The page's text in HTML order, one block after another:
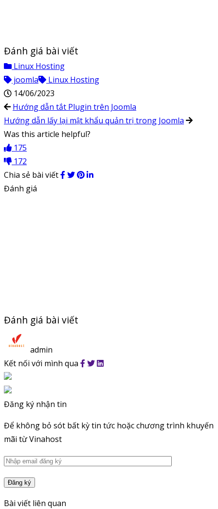
Đánh giá bài viết
Linux Hosting
joomla
Linux Hosting
14/06/2023
Hướng dẫn tắt Plugin trên Joomla
Hướng dẫn lấy lại mật khẩu quản trị trong Joomla
Was this article helpful?
175
172
Chia sẻ bài viết
Đánh giá
Đánh giá bài viết
admin
Kết nối với mình qua
Đăng ký nhận tin
Để không bỏ sót bất kỳ tin tức hoặc chương trình khuyến
mãi từ Vinahost
Bài viết liên quan